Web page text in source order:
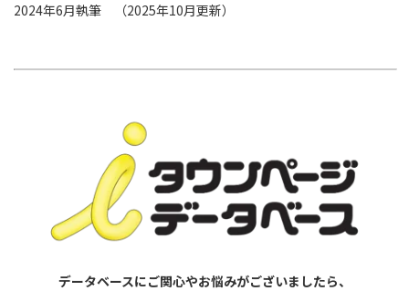
2024年6月執筆 （2025年10月更新）
データベースにご関心やお悩みがございましたら、